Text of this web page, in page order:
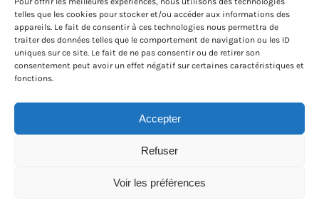
telles que les cookies pour stocker et/ou accéder aux informations des
appareils. Le fait de consentir à ces technologies nous permettra de
traiter des données telles que le comportement de navigation ou les ID
uniques sur ce site. Le fait de ne pas consentir ou de retirer son
consentement peut avoir un effet négatif sur certaines caractéristiques et
fonctions.
Accepter
Refuser
Voir les préférences
Joué-lès-Tours, Chambray-lès-Tours, La Riche, Saint-Cyr-sur-Loire,
Saint-Pierre-des-Corps, Saint-Avertin
Zone 3 : (commande minimum 40€)
Netcom Agency